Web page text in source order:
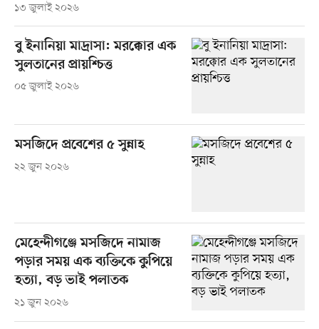
১৩ জুলাই ২০২৬
বু ইনানিয়া মাদ্রাসা: মরক্কোর এক
সুলতানের প্রায়শ্চিত্ত
০৫ জুলাই ২০২৬
মসজিদে প্রবেশের ৫ সুন্নাহ
২২ জুন ২০২৬
মেহেন্দীগঞ্জে মসজিদে নামাজ
পড়ার সময় এক ব্যক্তিকে কুপিয়ে
হত্যা, বড় ভাই পলাতক
২১ জুন ২০২৬